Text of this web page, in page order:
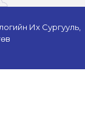
Их Сургууль,